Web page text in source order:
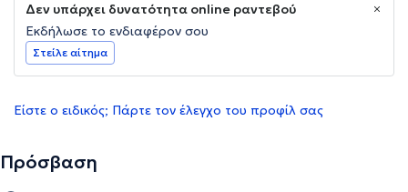
Δεν υπάρχει δυνατότητα online ραντεβού
Εκδήλωσε το ενδιαφέρον σου
Στείλε αίτημα
Είστε ο ειδικός; Πάρτε τον έλεγχο του προφίλ σας
Πρόσβαση